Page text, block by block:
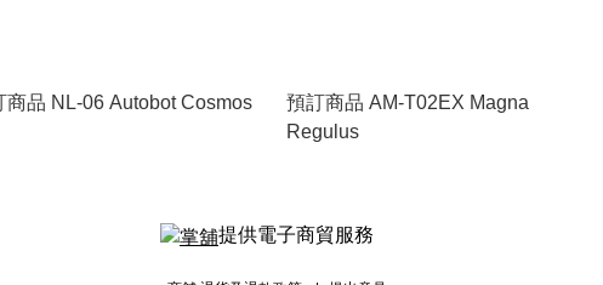
商品 NL-06 Autobot Cosmos
預訂商品 AM-T02EX Magna
Regulus
提供電子商貿服務